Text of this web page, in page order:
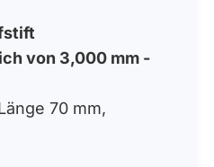
von 3,000 mm -
70 mm,